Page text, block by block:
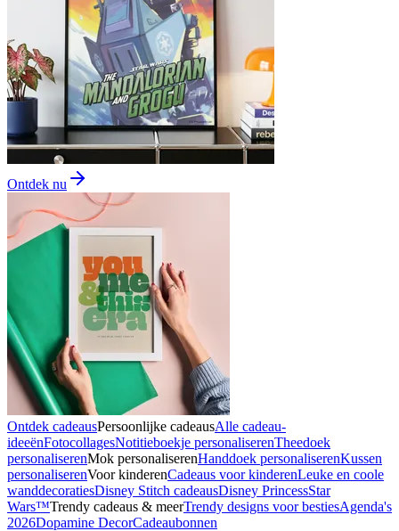
Ontdek nu
Ontdek cadeausPersoonlijke cadeausAlle cadeau-
ideeënFotocollagesNotitieboekje personaliserenTheedoek
personaliserenMok personaliserenHanddoek personaliserenKussen
personaliserenVoor kinderenCadeaus voor kinderenLeuke en coole
wanddecoratiesDisney Stitch cadeausDisney PrincessStar
Wars™Trendy cadeaus & meerTrendy designs voor bestiesAgenda's
2026Dopamine DecorCadeaubonnen